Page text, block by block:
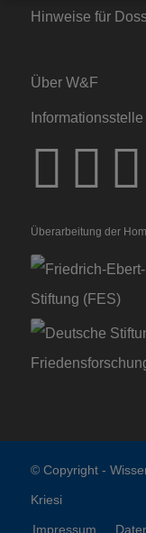
Hinweise für
Über W&F
Überarbeitung der
© Copyright -
Kriesi
Impressum